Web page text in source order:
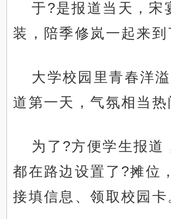
于?是报道当天，宋
装，陪季修岚一起来到
大学校园里青春洋
道第一天，气氛相当热
为了?方便学生报道
都在路边设置了?摊位
接填信息、领取校园卡